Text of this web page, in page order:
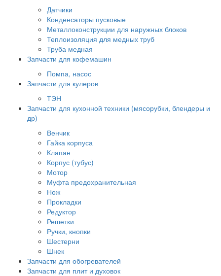
Датчики
Конденсаторы пусковые
Металлоконструкции для наружных блоков
Теплоизоляция для медных труб
Труба медная
Запчасти для кофемашин
Помпа, насос
Запчасти для кулеров
ТЭН
Запчасти для кухонной техники (мясорубки, блендеры и
др)
Венчик
Гайка корпуса
Клапан
Корпус (тубус)
Мотор
Муфта предохранительная
Нож
Прокладки
Редуктор
Решетки
Ручки, кнопки
Шестерни
Шнек
Запчасти для обогревателей
Запчасти для плит и духовок